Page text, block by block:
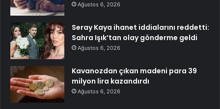
Ağustos 6, 2026
Seray Kaya ihanet iddialarını reddetti:
Sahra Işık’tan olay gönderme geldi
Ağustos 6, 2026
Kavanozdan çıkan madeni para 39
milyon lira kazandırdı
Ağustos 6, 2026